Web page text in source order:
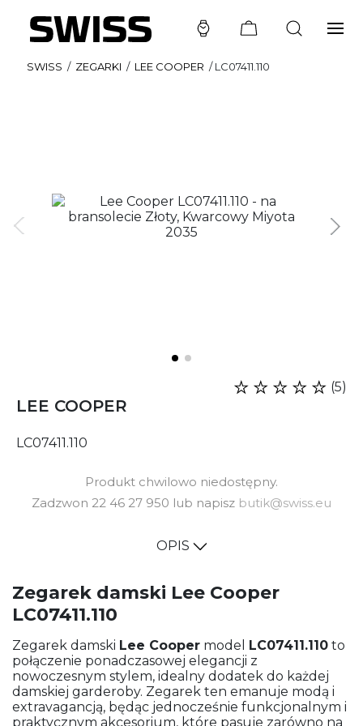
SWISS / ZEGARKI / LEE COOPER /LC07411.110
LEE COOPER
(5)
LC07411.110
Produkt chwilowo niedostępny.
Zadzwon 22 46 27 950 lub napisz butik@swiss.eu
OPIS
Zegarek damski Lee Cooper
LC07411.110
Zegarek damski Lee Cooper model LC07411.110 to
połączenie ponadczasowej elegancji z
nowoczesnym stylem, idealny dodatek do każdej
damskiej garderoby. Zegarek ten emanuje modą i
extravagancją, będąc jednocześnie funkcjonalnym i
praktycznym akcesorium, które pasuje zarówno na